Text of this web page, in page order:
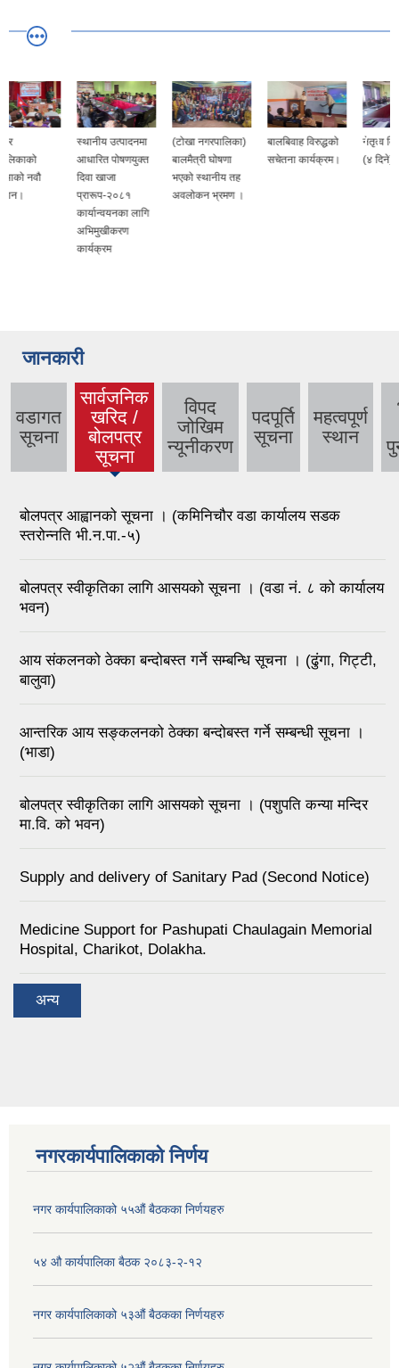
स्थानीय उत्पादनमा
आधारित पोषणयुक्त
दिवा खाजा
प्रारूप-२०८१
कार्यान्वयनका लागि
(टोखा नगरपालिका)
बालमैत्री घोषणा
भएको स्थानीय तह
अवलोकन भ्रमण ।
बालबिवाह विरुद्धको
सचेतना कार्यक्रम।
नेतृत्व विकास तालिम
(४ दिने)।
जानकारी
वडागत
सूचना
सार्वजनिक
खरिद /
बोलपत्र
सूचना
विपद
जोखिम
न्यूनीकरण
पदपूर्ति
सूचना
महत्वपूर्ण
स्थान
बोलपत्र आह्वानको सूचना । (कमिनिचौर वडा कार्यालय सडक
स्तरोन्नति भी.न.पा.-५)
बोलपत्र स्वीकृतिका लागि आसयको सूचना । (वडा नं. ८ को कार्यालय
भवन)
आय संकलनको ठेक्का बन्दोबस्त गर्ने सम्बन्धि सूचना । (ढुंगा, गिट्टी,
बालुवा)
आन्तरिक आय सङ्कलनको ठेक्का बन्दोबस्त गर्ने सम्बन्धी सूचना ।
(भाडा)
बोलपत्र स्वीकृतिका लागि आसयको सूचना । (पशुपति कन्या मन्दिर
मा.वि. को भवन)
Supply and delivery of Sanitary Pad (Second Notice)
Medicine Support for Pashupati Chaulagain Memorial
Hospital, Charikot, Dolakha.
अन्य
नगरकार्यपालिकाको निर्णय
नगर कार्यपालिकाको ५५औं बैठकका निर्णयहरु
५४ औ कार्यपालिका बैठक २०८३-२-१२
नगर कार्यपालिकाको ५३औं बैठकका निर्णयहरु